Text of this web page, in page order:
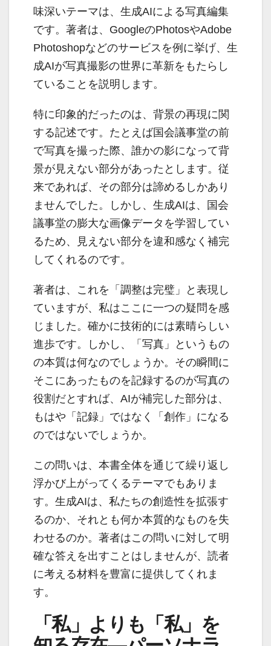
味深いテーマは、生成AIによる写真編集
です。著者は、GoogleのPhotosやAdobe
Photoshopなどのサービスを例に挙げ、生
成AIが写真撮影の世界に革新をもたらし
ていることを説明します。
特に印象的だったのは、背景の再現に関
する記述です。たとえば国会議事堂の前
で写真を撮った際、誰かの影になって背
景が見えない部分があったとします。従
来であれば、その部分は諦めるしかあり
ませんでした。しかし、生成AIは、国会
議事堂の膨大な画像データを学習してい
るため、見えない部分を違和感なく補完
してくれるのです。
著者は、これを「調整は完璧」と表現し
ていますが、私はここに一つの疑問を感
じました。確かに技術的には素晴らしい
進歩です。しかし、「写真」というもの
の本質は何なのでしょうか。その瞬間に
そこにあったものを記録するのが写真の
役割だとすれば、AIが補完した部分は、
もはや「記録」ではなく「創作」になる
のではないでしょうか。
この問いは、本書全体を通じて繰り返し
浮かび上がってくるテーマでもありま
す。生成AIは、私たちの創造性を拡張す
るのか、それとも何か本質的なものを失
わせるのか。著者はこの問いに対して明
確な答えを出すことはしませんが、読者
に考える材料を豊富に提供してくれま
す。
「私」よりも「私」を